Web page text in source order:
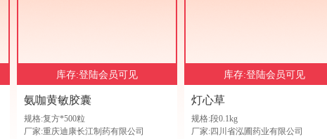
库存:登陆会员可见
氨咖黄敏胶囊
规格:复方*500粒
厂家:重庆迪康长江制药有限公司
库存:登陆会员可见
灯心草
规格:段0.1kg
厂家:四川省泓圃药业有限公司
四川省成都市锦江区锦 2026/8/6
合江县大桥镇土地坝村 2026/8/6